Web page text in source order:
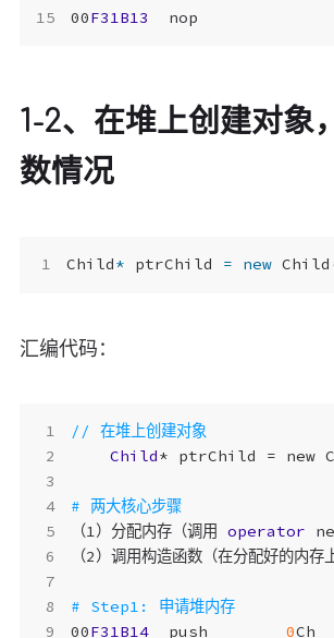
00F31B13 nop
1-2、在堆上创建对象
数情况
Child* ptrChild = new Child
汇编代码：
Child* ptrChild = new
（1）分配内存（调用
operator
（2）调用构造函数（在分配好的内存
00F31B14 push 0Ch